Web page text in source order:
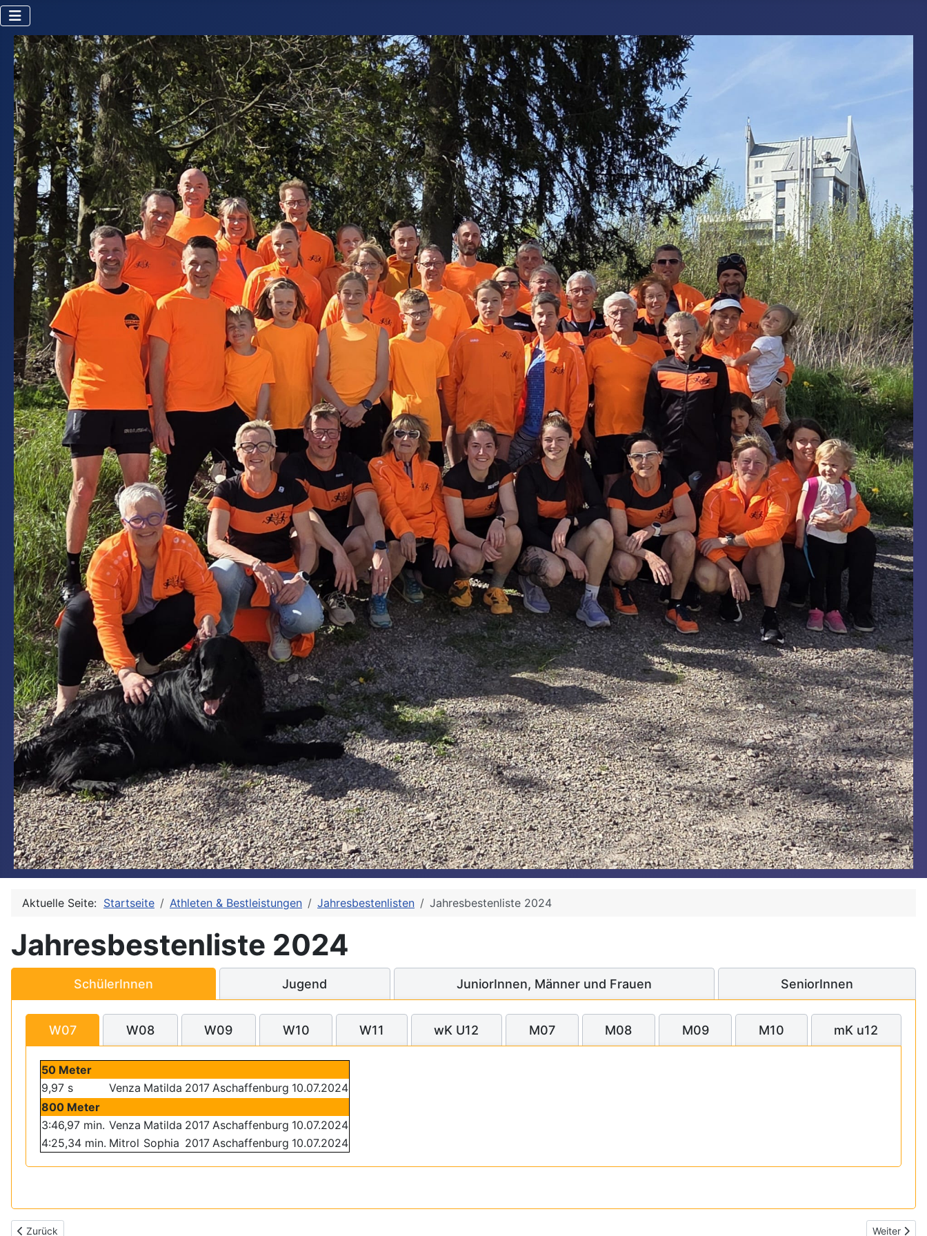
Aktuelle Seite: Startseite Athleten & Bestleistungen Jahresbestenlisten Jahresbestenliste 2024
Jahresbestenliste 2024
SchülerInnen Jugend JuniorInnen, Männer und Frauen SeniorInnen
W07 W08 W09 W10 W11 wK U12 M07 M08 M09 M10 mK u12
50 Meter
9,97 s
Venza Matilda 2017 Aschaffenburg 10.07.2024
800 Meter
3:46,97 min. Venza Matilda 2017 Aschaffenburg 10.07.2024
4:25,34 min. Mitrol Sophia 2017 Aschaffenburg 10.07.2024
Vorheriger Beitrag: Jahresbestenliste 2020
Zurück Nächster
Weiter